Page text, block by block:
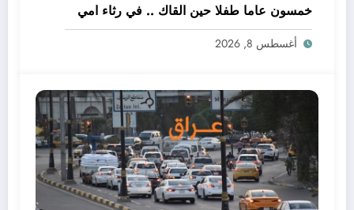
خمسون عاما طفلا حين القاك .. في رثاء امي
أغسطس 8, 2026